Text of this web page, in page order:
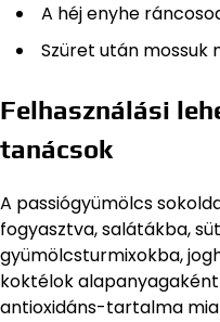
A héj enyhe
Szüret után mossuk
Felhasználási
tanácsok
A passiógyümölcs
fogyasztva, salátákba,
gyümölcsturmixokba,
koktélok
antioxidáns-tartalma